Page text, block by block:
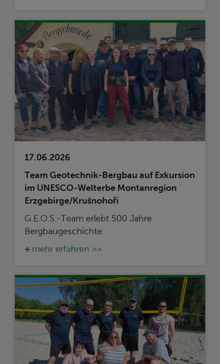
17.06.2026
Team Geotechnik-Bergbau auf Exkursion
im UNESCO-Welterbe Montanregion
Erzgebirge/Krušnohoří
G.E.O.S.-Team erlebt 500 Jahre
Bergbaugeschichte
mehr erfahren >>